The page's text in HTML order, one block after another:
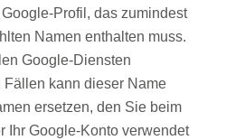
Profil, das zumindest
Namen enthalten muss.
Google-Diensten
kann dieser Name
ersetzen, den Sie beim
Ihr Google-Konto verwendet